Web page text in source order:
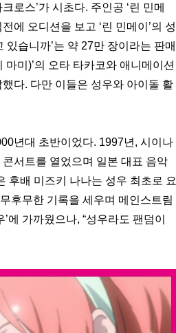
로스’가 시초다. 주인공 ‘린 민메
에 오디션을 보고 ‘린 민메이’의 성
있습니까’는 약 27만 장이라는 판매
미)’의 오타 타카코와 애니메이션
다. 다만 이들은 성우와 아이돌 활
년대 초반이었다. 1997년, 시이나
서트를 열었으며 일본 대표 음악
후배 미즈키 나나는 성우 최초로 요
후무한 기록을 세우며 메인스트림
에 가까웠으나, “성우라도 팬덤이